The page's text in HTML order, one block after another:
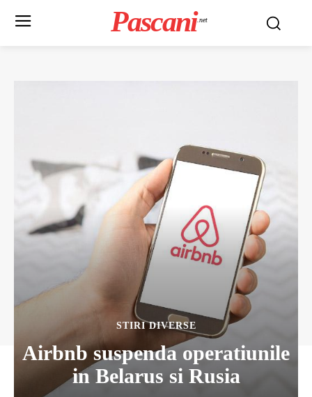
Pascani .net
STIRI DIVERSE
Airbnb suspenda operatiunile
in Belarus si Rusia